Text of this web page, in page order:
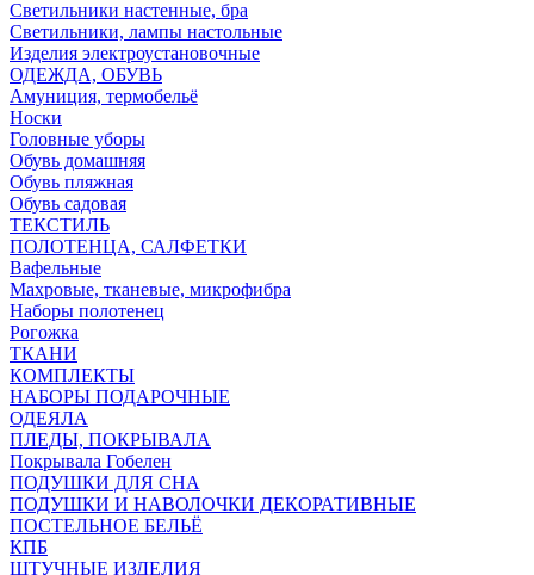
Светильники настенные, бра
Светильники, лампы настольные
Изделия электроустановочные
ОДЕЖДА, ОБУВЬ
Амуниция, термобельё
Носки
Головные уборы
Обувь домашняя
Обувь пляжная
Обувь садовая
ТЕКСТИЛЬ
ПОЛОТЕНЦА, САЛФЕТКИ
Вафельные
Махровые, тканевые, микрофибра
Наборы полотенец
Рогожка
ТКАНИ
КОМПЛЕКТЫ
НАБОРЫ ПОДАРОЧНЫЕ
ОДЕЯЛА
ПЛЕДЫ, ПОКРЫВАЛА
Покрывала Гобелен
ПОДУШКИ ДЛЯ СНА
ПОДУШКИ И НАВОЛОЧКИ ДЕКОРАТИВНЫЕ
ПОСТЕЛЬНОЕ БЕЛЬЁ
КПБ
ШТУЧНЫЕ ИЗДЕЛИЯ